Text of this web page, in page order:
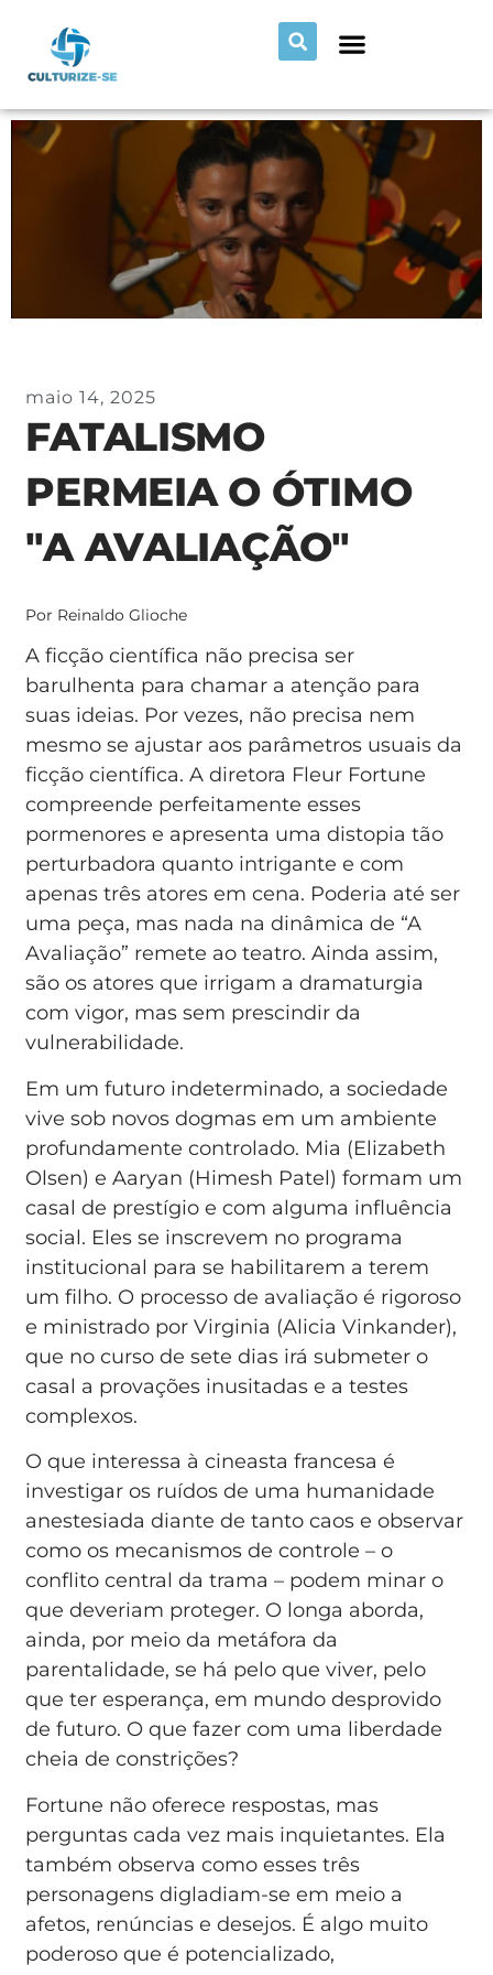
maio 14, 2025
FATALISMO
PERMEIA O ÓTIMO
"A AVALIAÇÃO"
Por Reinaldo Glioche
A ficção científica não precisa ser
barulhenta para chamar a atenção para
suas ideias. Por vezes, não precisa nem
mesmo se ajustar aos parâmetros usuais da
ficção científica. A diretora Fleur Fortune
compreende perfeitamente esses
pormenores e apresenta uma distopia tão
perturbadora quanto intrigante e com
apenas três atores em cena. Poderia até ser
uma peça, mas nada na dinâmica de “A
Avaliação” remete ao teatro. Ainda assim,
são os atores que irrigam a dramaturgia
com vigor, mas sem prescindir da
vulnerabilidade.
Em um futuro indeterminado, a sociedade
vive sob novos dogmas em um ambiente
profundamente controlado. Mia (Elizabeth
Olsen) e Aaryan (Himesh Patel) formam um
casal de prestígio e com alguma influência
social. Eles se inscrevem no programa
institucional para se habilitarem a terem
um filho. O processo de avaliação é rigoroso
e ministrado por Virginia (Alicia Vinkander),
que no curso de sete dias irá submeter o
casal a provações inusitadas e a testes
complexos.
O que interessa à cineasta francesa é
investigar os ruídos de uma humanidade
anestesiada diante de tanto caos e observar
como os mecanismos de controle – o
conflito central da trama – podem minar o
que deveriam proteger. O longa aborda,
ainda, por meio da metáfora da
parentalidade, se há pelo que viver, pelo
que ter esperança, em mundo desprovido
de futuro. O que fazer com uma liberdade
cheia de constrições?
Fortune não oferece respostas, mas
perguntas cada vez mais inquietantes. Ela
também observa como esses três
personagens digladiam-se em meio a
afetos, renúncias e desejos. É algo muito
poderoso que é potencializado,